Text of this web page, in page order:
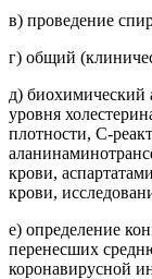
в) проведение
г) общий
д) биохимический
уровня
плотности, C-
крови,
крови,
е) определение
перенесших
коронавирусной